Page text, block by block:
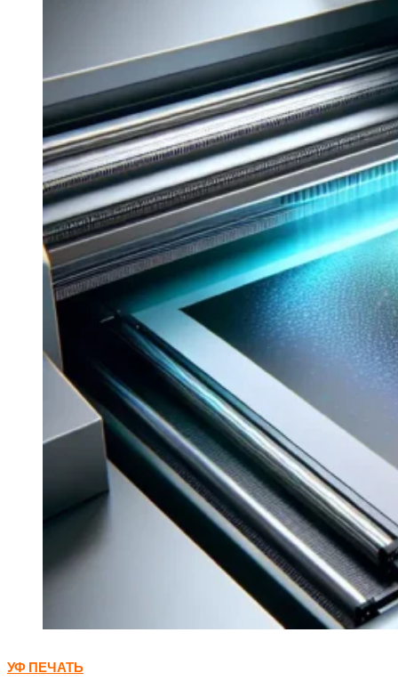
УФ ПЕЧАТЬ